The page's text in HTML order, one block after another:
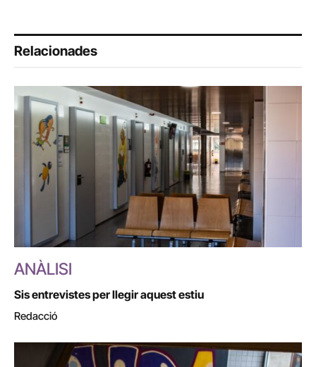
Relacionades
ANÀLISI
Sis entrevistes per llegir aquest estiu
Redacció